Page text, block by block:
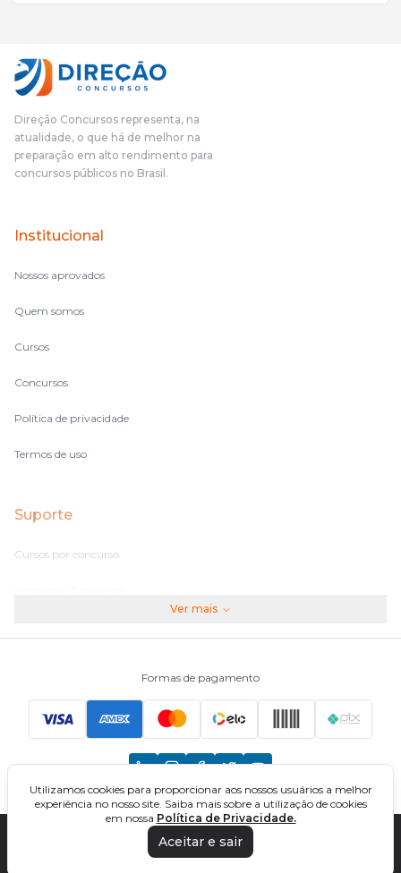
fundamental na minha derrota no ano passado para que eu
pudesse enxergar o que eu errei e corrigir minha rota.E além
das aulas vocês(Direção Concursos), que fizeram um
o aluno, além de ter que estudar, ele tem que perder tempo
fazendo um cronograma, num pós- edital é muito
complicado, é uma avalanche de informação, então vocês
terem feito isso é muito bacana, porque quando eu me sentia
no volume de matérias.
Direção Concursos representa, na
atualidade, o que há de melhor na
preparação em alto rendimento para
concursos públicos no Brasil.
Institucional
Nossos aprovados
Quem somos
Cursos
Concursos
Política de privacidade
Termos de uso
Suporte
Cursos por concurso
Principais Concursos
CNU
TCU
Ver mais
Formas de pagamento
DIREÇÃO CONCURSOS - CURSOS ONLINE PARA CONCURSOS. TODOS OS
DIREITOS RESERVADOS. CNPJ: 32.161.525/0001-03
Utilizamos cookies para proporcionar aos nossos usuários a melhor
experiência no nosso site. Saiba mais sobre a utilização de cookies
em nossa Política de Privacidade.
Aceitar e sair